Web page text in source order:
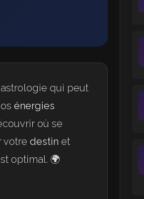
qui peut
énergies
où se
votre destin et
optimal. 🌍